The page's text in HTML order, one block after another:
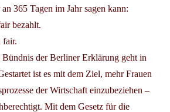
365 Tagen im Jahr sagen kann:
bezahlt.
fair.
der Berliner Erklärung geht in
ist es mit dem Ziel, mehr Frauen
der Wirtschaft einzubeziehen –
Mit dem Gesetz für die